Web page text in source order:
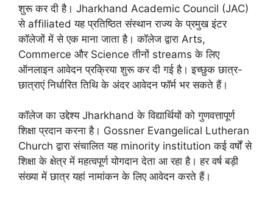
शुरू कर दी है। Jharkhand Academic Council (JAC)
से affiliated यह प्रतिष्ठित संस्थान राज्य के प्रमुख इंटर
कॉलेजों में से एक माना जाता है। कॉलेज द्वारा Arts,
Commerce और Science तीनों streams के लिए
ऑनलाइन आवेदन प्रक्रिया शुरू कर दी गई है। इच्छुक छात्र-
छात्राएं निर्धारित तिथि के अंदर आवेदन फॉर्म भर सकते हैं।
कॉलेज का उद्देश्य Jharkhand के विद्यार्थियों को गुणवत्तापूर्ण
शिक्षा प्रदान करना है। Gossner Evangelical Lutheran
Church द्वारा संचालित यह minority institution कई वर्षों से
शिक्षा के क्षेत्र में महत्वपूर्ण योगदान देता आ रहा है। हर वर्ष बड़ी
संख्या में छात्र यहां नामांकन के लिए आवेदन करते हैं।